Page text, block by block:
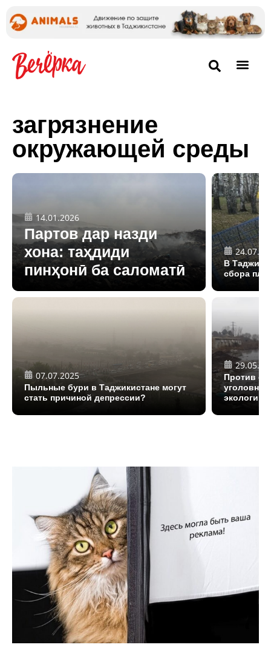
загрязнение
окружающей среды
14.01.2026
Партов дар назди
хона: таҳдиди
пинҳонӣ ба саломатӣ
07.07.2025
Пыльные бури в Таджикистане могут
стать причиной депрессии?
В
сбора
Против
уголовных
экологии